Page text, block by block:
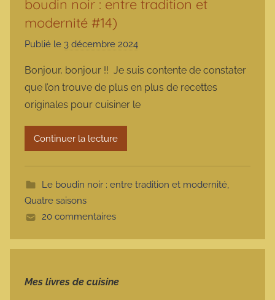
boudin noir : entre tradition et
modernité #14)
Publié le 3 décembre 2024
r
m
a
t
Bonjour, bonjour !! Je suis contente de constater
que l’on trouve de plus en plus de recettes
originales pour cuisiner le
Continuer la lecture
Le boudin noir : entre tradition et modernité,
Quatre saisons
20 commentaires
Mes livres de cuisine